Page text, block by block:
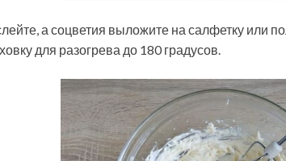
а соцветия выложите на салфетку или
для разогрева до 180 градусов.